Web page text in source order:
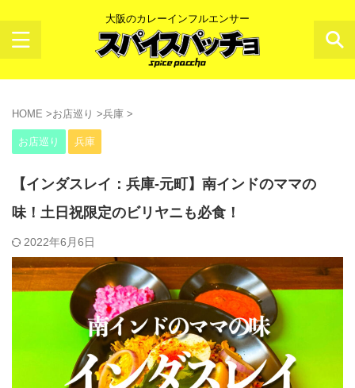
大阪のカレーインフルエンサー
HOME >お店巡り >兵庫 >
お店巡り 兵庫
【インダスレイ：兵庫-元町】南インドのママの
味！土日祝限定のビリヤニも必食！
2022年6月6日